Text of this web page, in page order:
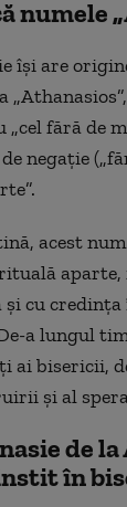
numele
își are
„cel fără de
de negație
acest
aparte,
și cu
a lungul
ai bisericii,
și al
de la
în